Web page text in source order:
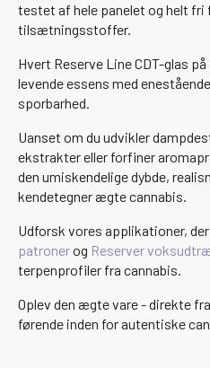
testet af hele panelet og helt
tilsætningsstoffer.
Hvert Reserve Line CDT-glas
levende essens med
sporbarhed.
Uanset om du udvikler
ekstrakter eller forfiner
den umiskendelige dybde,
kendetegner ægte cannabis.
Udforsk vores applikationer,
patronerog Reserver
terpenprofiler fra cannabis.
Oplev den ægte vare - direkte
førende inden for autentiske